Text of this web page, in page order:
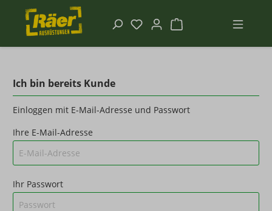
Ich bin bereits Kunde
Einloggen mit E-Mail-Adresse und Passwort
Ihre E-Mail-Adresse
Ihr Passwort